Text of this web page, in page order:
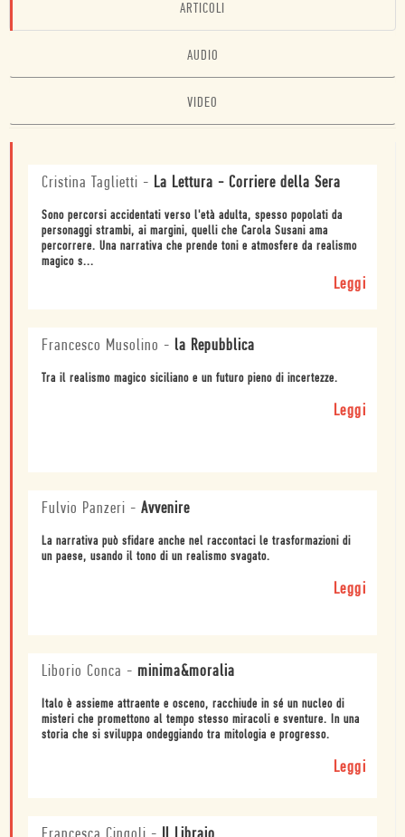
ARTICOLI
AUDIO
VIDEO
Cristina Taglietti - La Lettura - Corriere della Sera
Sono percorsi accidentati verso l'età adulta, spesso popolati da
personaggi strambi, ai margini, quelli che Carola Susani ama
percorrere. Una narrativa che prende toni e atmosfere da realismo
magico s...
Leggi
Francesco Musolino - la Repubblica
Tra il realismo magico siciliano e un futuro pieno di incertezze.
Leggi
Fulvio Panzeri - Avvenire
La narrativa può sfidare anche nel raccontaci le trasformazioni di
un paese, usando il tono di un realismo svagato.
Leggi
Liborio Conca - minima&moralia
Italo è assieme attraente e osceno, racchiude in sé un nucleo di
misteri che promettono al tempo stesso miracoli e sventure. In una
storia che si sviluppa ondeggiando tra mitologia e progresso.
Leggi